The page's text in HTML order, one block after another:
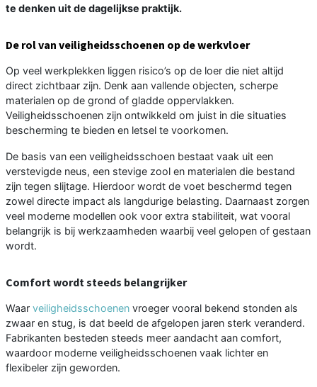
te denken uit de dagelijkse praktijk.
De rol van veiligheidsschoenen op de werkvloer
Op veel werkplekken liggen risico’s op de loer die niet altijd
direct zichtbaar zijn. Denk aan vallende objecten, scherpe
materialen op de grond of gladde oppervlakken.
Veiligheidsschoenen zijn ontwikkeld om juist in die situaties
bescherming te bieden en letsel te voorkomen.
De basis van een veiligheidsschoen bestaat vaak uit een
verstevigde neus, een stevige zool en materialen die bestand
zijn tegen slijtage. Hierdoor wordt de voet beschermd tegen
zowel directe impact als langdurige belasting. Daarnaast zorgen
veel moderne modellen ook voor extra stabiliteit, wat vooral
belangrijk is bij werkzaamheden waarbij veel gelopen of gestaan
wordt.
Comfort wordt steeds belangrijker
Waar veiligheidsschoenen vroeger vooral bekend stonden als
zwaar en stug, is dat beeld de afgelopen jaren sterk veranderd.
Fabrikanten besteden steeds meer aandacht aan comfort,
waardoor moderne veiligheidsschoenen vaak lichter en
flexibeler zijn geworden.